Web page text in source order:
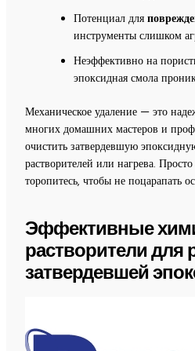
Потенциал для
инструменты слишком
Неэффективно на
эпоксидная смола
Механическое удаление — это
многих домашних мастеров и
очистить затвердевшую
растворителей или нагрева.
торопитесь, чтобы не поцарапать
Эффективные
растворители для
затвердевшей